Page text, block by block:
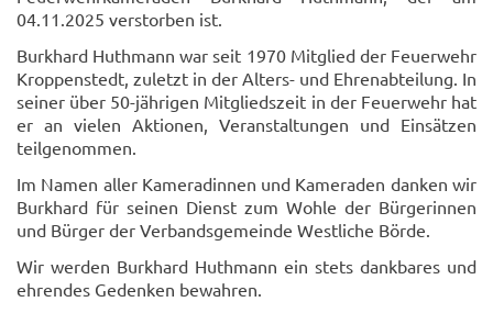
04.11.2025 verstorben ist.
Burkhard Huthmann war seit 1970 Mitglied der Feuerwehr
Kroppenstedt, zuletzt in der Alters- und Ehrenabteilung. In
seiner über 50-jährigen Mitgliedszeit in der Feuerwehr hat
er an vielen Aktionen, Veranstaltungen und Einsätzen
teilgenommen.
Im Namen aller Kameradinnen und Kameraden danken wir
Burkhard für seinen Dienst zum Wohle der Bürgerinnen
und Bürger der Verbandsgemeinde Westliche Börde.
Wir werden Burkhard Huthmann ein stets dankbares und
ehrendes Gedenken bewahren.